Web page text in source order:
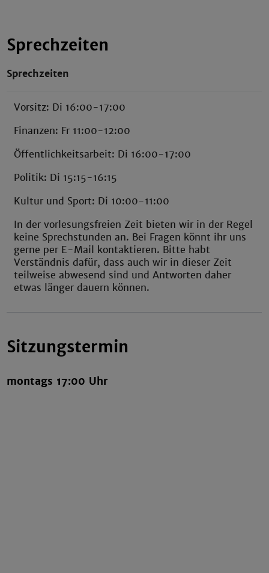
Sprechzeiten
Sprechzeiten
Vorsitz: Di 16:00-17:00
Finanzen: Fr 11:00-12:00
Öffentlichkeitsarbeit: Di 16:00-17:00
Politik: Di 15:15-16:15
Kultur und Sport: Di 10:00-11:00
In der vorlesungsfreien Zeit bieten wir in der Regel
keine Sprechstunden an. Bei Fragen könnt ihr uns
gerne per E-Mail kontaktieren. Bitte habt
Verständnis dafür, dass auch wir in dieser Zeit
teilweise abwesend sind und Antworten daher
etwas länger dauern können.
Sitzungstermin
montags 17:00 Uhr